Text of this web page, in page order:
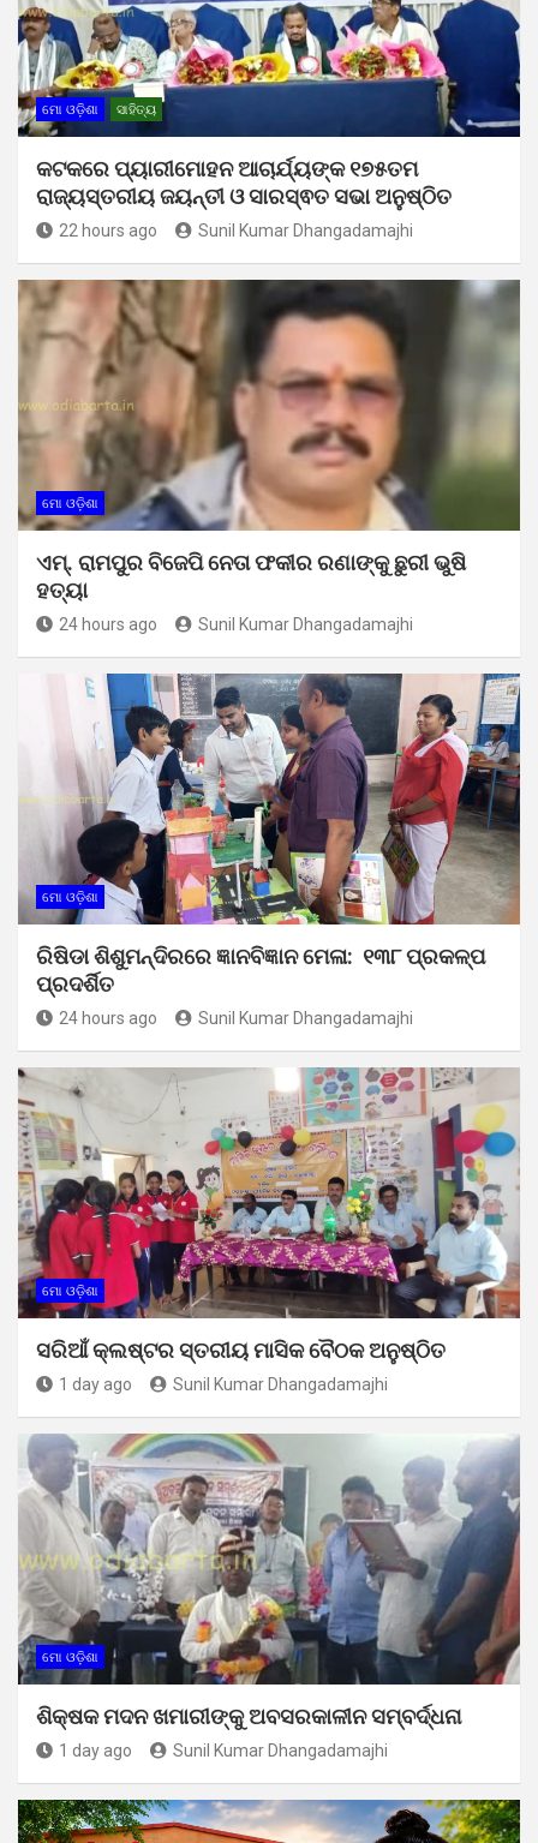
ମୋ ଓଡ଼ିଶା ସାହିତ୍ୟ
କଟକରେ ପ୍ୟାରୀମୋହନ ଆଚାର୍ଯ୍ୟଙ୍କ ୧୭୫ତମ
ରାଜ୍ୟସ୍ତରୀୟ ଜୟନ୍ତୀ ଓ ସାରସ୍ଵତ ସଭା ଅନୁଷ୍ଠିତ
22 hours ago Sunil Kumar Dhangadamajhi
ମୋ ଓଡ଼ିଶା
ଏମ୍. ରାମପୁର ବିଜେପି ନେତା ଫକୀର ରଣାଙ୍କୁ ଛୁରୀ ଭୁଷି
ହତ୍ୟା
24 hours ago Sunil Kumar Dhangadamajhi
ମୋ ଓଡ଼ିଶା
ରିଷିଡା ଶିଶୁମନ୍ଦିରରେ ଜ୍ଞାନବିଜ୍ଞାନ ମେଳା: ୧୩୮ ପ୍ରକଳ୍ପ
ପ୍ରଦର୍ଶିତ
24 hours ago Sunil Kumar Dhangadamajhi
ମୋ ଓଡ଼ିଶା
ସରିଆଁ କ୍ଲଷ୍ଟର ସ୍ତରୀୟ ମାସିକ ବୈଠକ ଅନୁଷ୍ଠିତ
1 day ago Sunil Kumar Dhangadamajhi
ମୋ ଓଡ଼ିଶା
ଶିକ୍ଷକ ମଦନ ଖମାରୀଙ୍କୁ ଅବସରକାଳୀନ ସମ୍ବର୍ଦ୍ଧନା
1 day ago Sunil Kumar Dhangadamajhi